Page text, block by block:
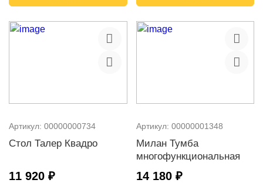
Артикул: 00000000734
Стол Талер Квадро
11 920 ₽
Артикул: 00000001348
Милан Тумба
многофункциональная
14 180 ₽